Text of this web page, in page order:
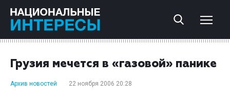
Грузия мечется в «газовой» панике
Архив новостей 22 ноября 2006 20:28